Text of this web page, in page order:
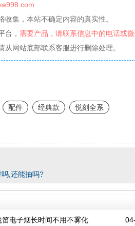
收集，本站不确定内容的真实性。
台， 需要产品，请联系信息中的电话或
从网站底部联系客服进行删除处理。
配件 经典款 悦刻全系
,还能抽吗?
电子烟长时间不用不雾化